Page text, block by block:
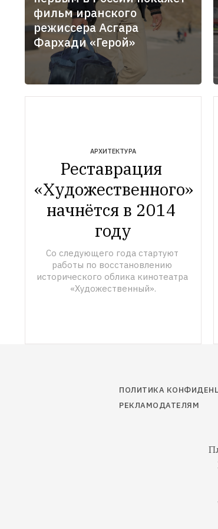
фильм иранского
режиссера Асгара
Фархади «Герой»
АРХИТЕКТУРА
Реставрация
«Художественного»
начнётся в 2014
году
Со следующего года стартуют
работы по восстановлению
исторического облика кинотеатра
«Художественный».
ПОЛИТИКА
РЕКЛАМОДАТЕЛЯМ